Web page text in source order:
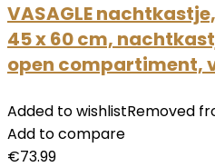
VASAGLE
45 x 60 cm,
open compartiment,
Added to wishlistRemoved
Add to compare
€73.99